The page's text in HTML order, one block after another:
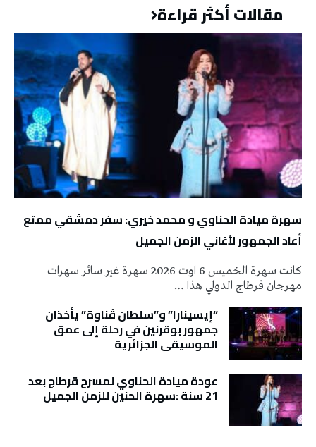
مقالات أكثر قراءة
سهرة ميادة الحناوي و محمد خيري: سفر دمشقي ممتع
أعاد الجمهور لأغاني الزمن الجميل
كانت سهرة الخميس 6 اوت 2026 سهرة غير سائر سهرات
مهرجان قرطاج الدولي هذا …
“إيسينارا” و”سلطان ڤناوة” يأخذان
جمهور بوقرنين في رحلة إلى عمق
الموسيقى الجزائرية
عودة ميادة الحناوي لمسرح قرطاج بعد
21 سنة :سهرة الحنين للزمن الجميل